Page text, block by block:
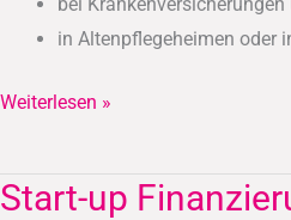
in Altenpflegeheimen oder
Weiterlesen »
Start-up
Start-